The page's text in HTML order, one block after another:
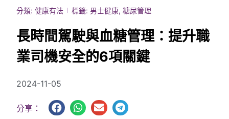
分類: 健康有法 標籤: 男士健康,糖尿管理
長時間駕駛與血糖管理：提升職
業司機安全的6項關鍵
2024-11-05
分享：